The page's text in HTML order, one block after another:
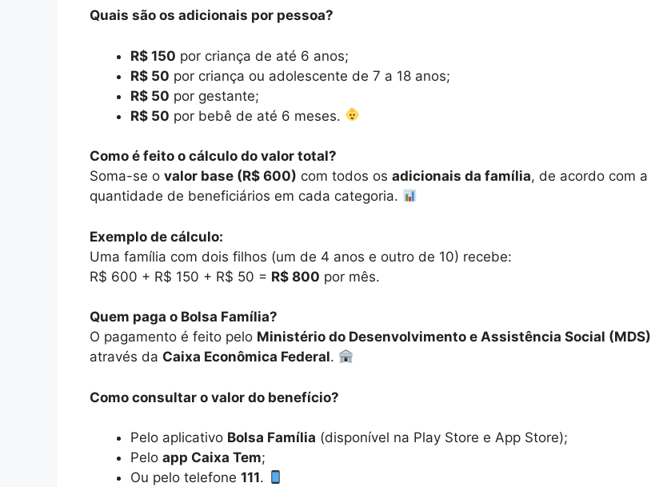
Quais são os adicionais por pessoa?
R$ 150 por criança de até 6 anos;
R$ 50 por criança ou adolescente de 7 a 18 anos;
R$ 50 por gestante;
R$ 50 por bebê de até 6 meses.
Como é feito o cálculo do valor total?
Soma-se o valor base (R$ 600) com todos os adicionais da família, de acordo com a
quantidade de beneficiários em cada categoria.
Exemplo de cálculo:
Uma família com dois filhos (um de 4 anos e outro de 10) recebe:
R$ 600 + R$ 150 + R$ 50 = R$ 800 por mês.
Quem paga o Bolsa Família?
O pagamento é feito pelo Ministério do Desenvolvimento e Assistência Social (MDS)
através da Caixa Econômica Federal.
Como consultar o valor do benefício?
Pelo aplicativo Bolsa Família (disponível na Play Store e App Store);
Pelo app Caixa Tem;
Ou pelo telefone 111.